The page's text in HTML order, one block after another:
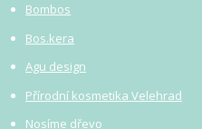
Bombos
Bos.kera
Agu design
Přírodní kosmetika Velehrad
Nosíme dřevo